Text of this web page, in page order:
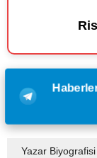
Yazar Biyografisi